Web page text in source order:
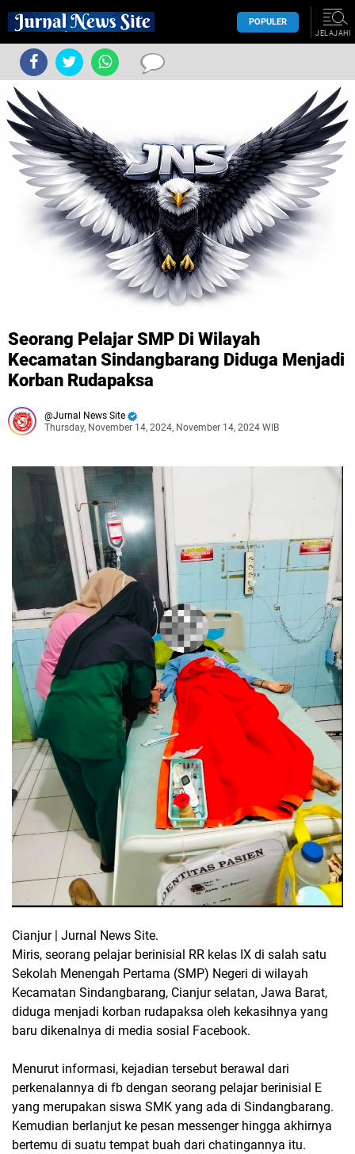
POPULER
JELAJAHI
Seorang Pelajar SMP Di Wilayah
Kecamatan Sindangbarang Diduga Menjadi
Korban Rudapaksa
Jurnal News Site
Thursday, November 14, 2024, November 14, 2024 WIB
Cianjur | Jurnal News Site.
Miris, seorang pelajar berinisial RR kelas IX di salah satu
Sekolah Menengah Pertama (SMP) Negeri di wilayah
Kecamatan Sindangbarang, Cianjur selatan, Jawa Barat,
diduga menjadi korban rudapaksa oleh kekasihnya yang
baru dikenalnya di media sosial Facebook.
Menurut informasi, kejadian tersebut berawal dari
perkenalannya di fb dengan seorang pelajar berinisial E
yang merupakan siswa SMK yang ada di Sindangbarang.
Kemudian berlanjut ke pesan messenger hingga akhirnya
bertemu di suatu tempat buah dari chatingannya itu.